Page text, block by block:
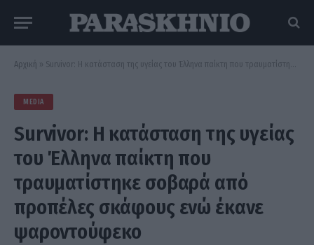
Αρχική » Survivor: Η κατάσταση της υγείας του Έλληνα παίκτη που τραυματίστηκε σοβαρά από προπέλες σκάφους ενώ έκανε ψαροντούφεκο
MEDIA
Survivor: Η κατάσταση της υγείας
του Έλληνα παίκτη που
τραυματίστηκε σοβαρά από
προπέλες σκάφους ενώ έκανε
ψαροντούφεκο